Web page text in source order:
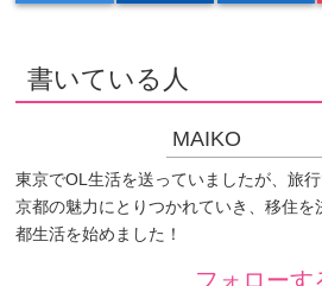
書いている人
MAIKO
東京でOL生活を送っていましたが、旅
京都の魅力にとりつかれていき、移住
都生活を始めました！
フォローす